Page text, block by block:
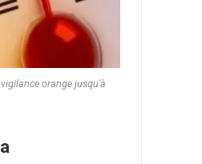
orange jusqu'à